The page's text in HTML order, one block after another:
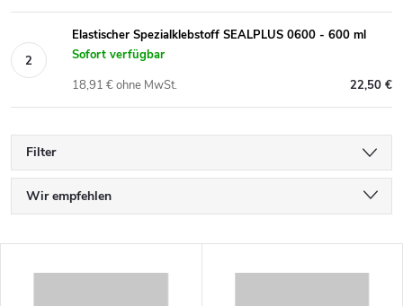
Elastischer Spezialklebstoff SEALPLUS 0600 - 600 ml
Sofort verfügbar
22,50 €
18,91 € ohne MwSt.
Filter
P
r
Wir empfehlen